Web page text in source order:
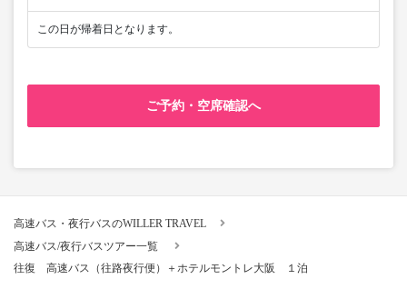
この日が帰着日となります。
ご予約・空席確認へ
高速バス・夜行バスのWILLER TRAVEL
高速バス/夜行バスツアー一覧
往復 高速バス（往路夜行便）＋ホテルモントレ大阪 １泊